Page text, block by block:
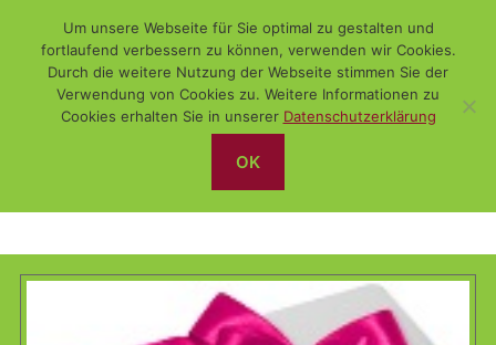
WiSch
Angebot
Um unsere Webseite für Sie optimal zu gestalten und
fortlaufend verbessern zu können, verwenden wir Cookies.
Durch die weitere Nutzung der Webseite stimmen Sie der
Verwendung von Cookies zu. Weitere Informationen zu
Cookies erhalten Sie in unserer Datenschutzerklärung
OK